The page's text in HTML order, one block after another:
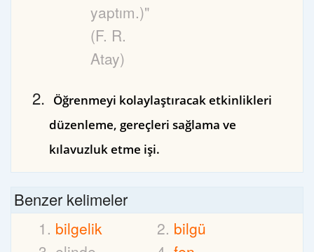
yaptım.)"
(F. R.
Atay)
Öğrenmeyi kolaylaştıracak etkinlikleri
düzenleme, gereçleri sağlama ve
kılavuzluk etme işi.
Benzer kelimeler
bilgelik
bilgü